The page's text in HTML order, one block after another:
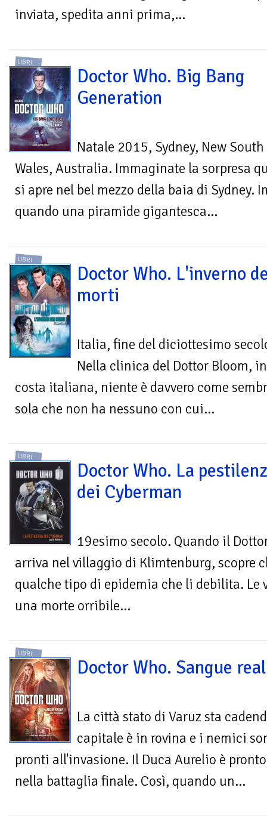
inviata, spedita anni prima,...
LIBRI
Doctor Who. Big Bang
Generation
Natale 2015, Sydney, New South
Wales, Australia. Immaginate la sorpresa
si apre nel bel mezzo della baia di Sydney.
quando una piramide gigantesca...
LIBRI
Doctor Who. L'inverno
morti
Italia, fine del diciottesimo
Nella clinica del Dottor Bloom,
costa italiana, niente è davvero come
sola che non ha nessuno con cui...
LIBRI
Doctor Who. La
dei Cyberman
19esimo secolo. Quando il
arriva nel villaggio di Klimtenburg, scopre
qualche tipo di epidemia che li debilita. Le
una morte orribile...
LIBRI
Doctor Who. Sangue
La città stato di Varuz sta
capitale è in rovina e i nemici
pronti all'invasione. Il Duca Aurelio è
nella battaglia finale. Così, quando un...